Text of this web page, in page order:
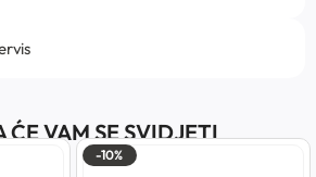
ĆE VAM SE SVIDJETI
-10%